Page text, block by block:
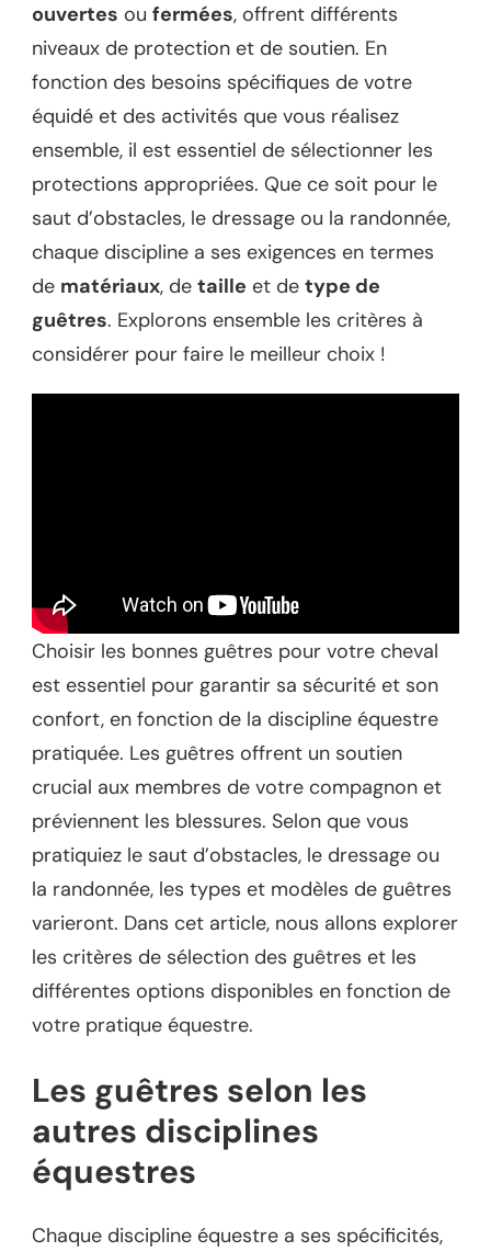
ouvertes ou fermées, offrent différents
niveaux de protection et de soutien. En
fonction des besoins spécifiques de votre
équidé et des activités que vous réalisez
ensemble, il est essentiel de sélectionner les
protections appropriées. Que ce soit pour le
saut d’obstacles, le dressage ou la randonnée,
chaque discipline a ses exigences en termes
de matériaux, de taille et de type de
guêtres. Explorons ensemble les critères à
considérer pour faire le meilleur choix !
Choisir les bonnes guêtres pour votre cheval
est essentiel pour garantir sa sécurité et son
confort, en fonction de la discipline équestre
pratiquée. Les guêtres offrent un soutien
crucial aux membres de votre compagnon et
préviennent les blessures. Selon que vous
pratiquiez le saut d’obstacles, le dressage ou
la randonnée, les types et modèles de guêtres
varieront. Dans cet article, nous allons explorer
les critères de sélection des guêtres et les
différentes options disponibles en fonction de
votre pratique équestre.
Les guêtres selon les
autres disciplines
équestres
Chaque discipline équestre a ses spécificités,